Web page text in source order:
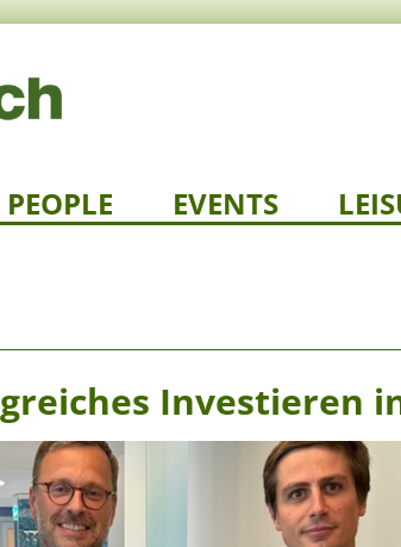
PEOPLE EVENTS
Investieren